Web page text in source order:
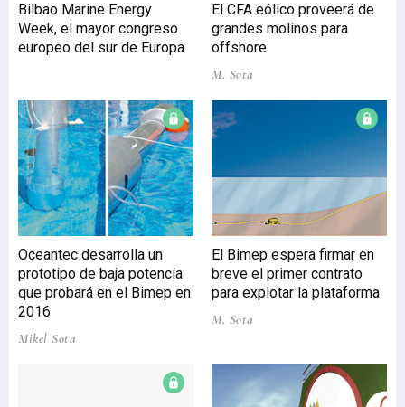
sector.Las posibilidades
que ofrece el mar a través
de la eólica marina y
mediante dispositivos
captadores de olas
representa una posibilidad
de generación de energía
eléctrica renovable que
aporta ventajas
energéticas y
medioambientales, como
la reducción de emisiones,
y a la vez importantes
oportunidades para la
industria vasca. Empresas
líderes en el desarrollo
abrir lí
Bilbao Marine Energy
Week, el mayor congreso
europeo del sur de Europa
El CFA eólico proveerá de
grandes molinos para
offshore
M. Sota
Oceantec desarrolla un
prototipo de baja potencia
que probará en el Bimep en
2016
Mikel Sota
El Bimep espera firmar en
breve el primer contrato
para explotar la plataforma
M. Sota